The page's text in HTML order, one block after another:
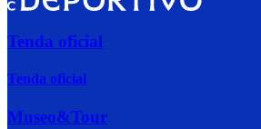
Tenda oficial
Tenda oficial
Museo&Tour